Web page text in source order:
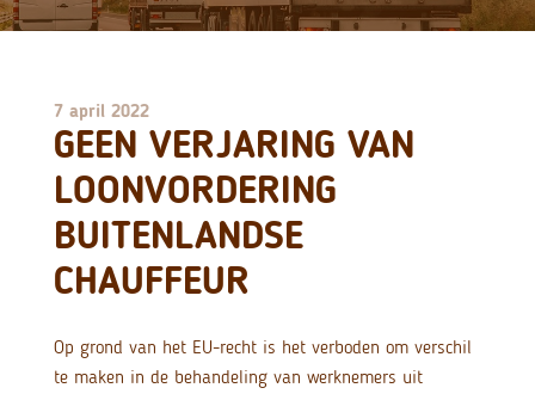
7 april 2022
GEEN VERJARING VAN
LOONVORDERING
BUITENLANDSE
CHAUFFEUR
Op grond van het EU-recht is het verboden om verschil
te maken in de behandeling van werknemers uit